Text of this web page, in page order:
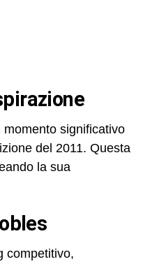
momento significativo
del 2011. Questa
la sua
competitivo,